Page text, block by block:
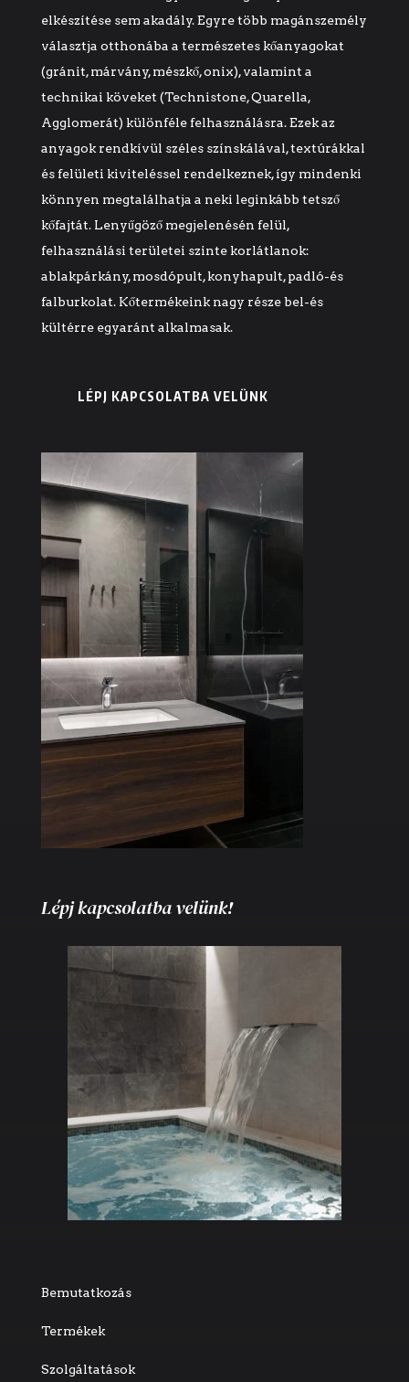
elkészítése sem akadály. Egyre több magánszemély
választja otthonába a természetes kőanyagokat
(gránit, márvány, mészkő, onix), valamint a
technikai köveket (Technistone, Quarella,
Agglomerát) különféle felhasználásra. Ezek az
anyagok rendkívül széles színskálával, textúrákkal
és felületi kiviteléssel rendelkeznek, így mindenki
könnyen megtalálhatja a neki leginkább tetsző
kőfajtát. Lenyűgöző megjelenésén felül,
felhasználási területei szinte korlátlanok:
ablakpárkány, mosdópult, konyhapult, padló-és
falburkolat. Kőtermékeink nagy része bel-és
kültérre egyaránt alkalmasak.
LÉPJ KAPCSOLATBA VELÜNK
Lépj kapcsolatba velünk!
Bemutatkozás
Termékek
Szolgáltatások